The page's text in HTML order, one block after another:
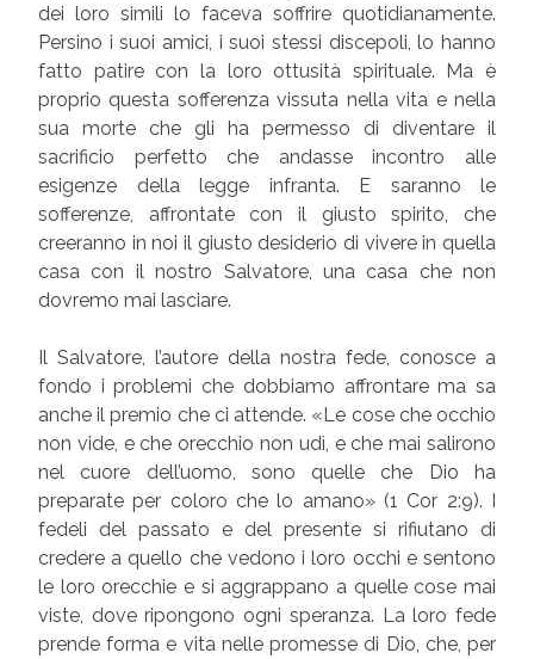
dei loro simili lo faceva soffrire quotidianamente.
Persino i suoi amici, i suoi stessi discepoli, lo hanno
fatto patire con la loro ottusità spirituale. Ma è
proprio questa sofferenza vissuta nella vita e nella
sua morte che gli ha permesso di diventare il
sacrificio perfetto che andasse incontro alle
esigenze della legge infranta. E saranno le
sofferenze, affrontate con il giusto spirito, che
creeranno in noi il giusto desiderio di vivere in quella
casa con il nostro Salvatore, una casa che non
dovremo mai lasciare.
Il Salvatore, l’autore della nostra fede, conosce a
fondo i problemi che dobbiamo affrontare ma sa
anche il premio che ci attende. «Le cose che occhio
non vide, e che orecchio non udì, e che mai salirono
nel cuore dell’uomo, sono quelle che Dio ha
preparate per coloro che lo amano» (1 Cor 2:9). I
fedeli del passato e del presente si rifiutano di
credere a quello che vedono i loro occhi e sentono
le loro orecchie e si aggrappano a quelle cose mai
viste, dove ripongono ogni speranza. La loro fede
prende forma e vita nelle promesse di Dio, che, per